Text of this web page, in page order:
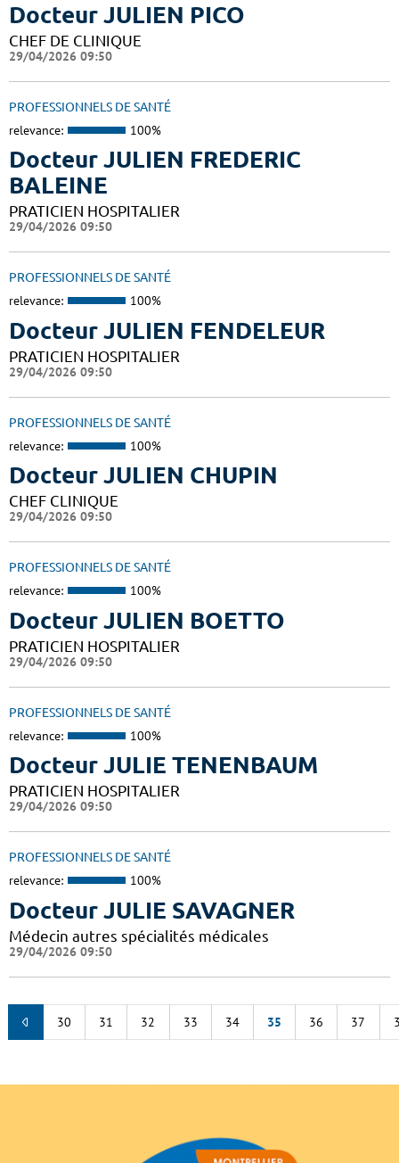
Docteur JULIEN PICO
CHEF DE CLINIQUE
29/04/2026 09:50
PROFESSIONNELS DE SANTÉ
relevance: 100%
Docteur JULIEN FREDERIC
BALEINE
PRATICIEN HOSPITALIER
29/04/2026 09:50
PROFESSIONNELS DE SANTÉ
relevance: 100%
Docteur JULIEN FENDELEUR
PRATICIEN HOSPITALIER
29/04/2026 09:50
PROFESSIONNELS DE SANTÉ
relevance: 100%
Docteur JULIEN CHUPIN
CHEF CLINIQUE
29/04/2026 09:50
PROFESSIONNELS DE SANTÉ
relevance: 100%
Docteur JULIEN BOETTO
PRATICIEN HOSPITALIER
29/04/2026 09:50
PROFESSIONNELS DE SANTÉ
relevance: 100%
Docteur JULIE TENENBAUM
PRATICIEN HOSPITALIER
29/04/2026 09:50
PROFESSIONNELS DE SANTÉ
relevance: 100%
Docteur JULIE SAVAGNER
Médecin autres spécialités médicales
29/04/2026 09:50
30 31 32 33 34 35 36 37